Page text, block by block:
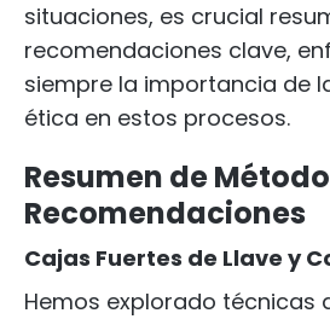
situaciones, es crucial
recomendaciones clave,
siempre la importancia de
ética en estos procesos.
Resumen de
Recomendaciones
Cajas Fuertes de Llave y
Hemos explorado técnicas